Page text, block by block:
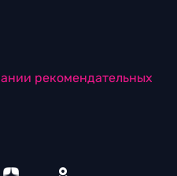
рекомендательных